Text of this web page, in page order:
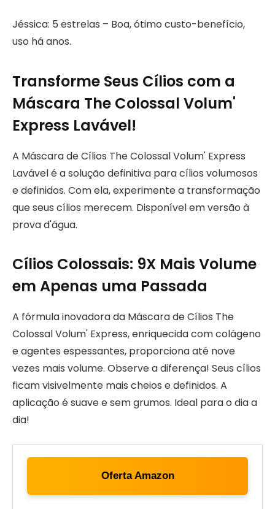
Jéssica: 5 estrelas – Boa, ótimo custo-benefício,
uso há anos.
Transforme Seus Cílios com a
Máscara The Colossal Volum'
Express Lavável!
A Máscara de Cílios The Colossal Volum' Express
Lavável é a solução definitiva para cílios volumosos
e definidos. Com ela, experimente a transformação
que seus cílios merecem. Disponível em versão à
prova d'água.
Cílios Colossais: 9X Mais Volume
em Apenas uma Passada
A fórmula inovadora da Máscara de Cílios The
Colossal Volum' Express, enriquecida com colágeno
e agentes espessantes, proporciona até nove
vezes mais volume. Observe a diferença! Seus cílios
ficam visivelmente mais cheios e definidos. A
aplicação é suave e sem grumos. Ideal para o dia a
dia!
Oferta Amazon